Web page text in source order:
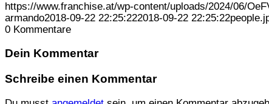
https://www.franchise.at/wp-content/uploads/2024/06/
armando2018-09-22 22:25:222018-09-22 22:25:22
0 Kommentare
Dein Kommentar
Schreibe einen Kommentar